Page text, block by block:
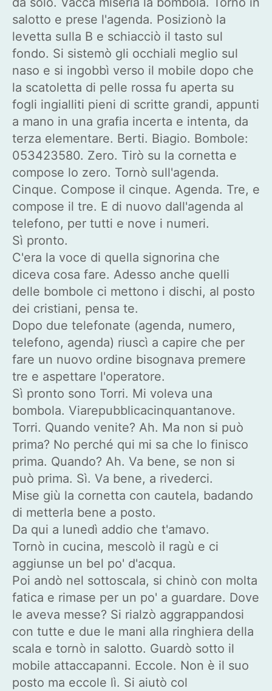
salotto e prese l'agenda. Posizionò la
levetta sulla B e schiacciò il tasto sul
fondo. Si sistemò gli occhiali meglio sul
naso e si ingobbì verso il mobile dopo che
la scatoletta di pelle rossa fu aperta su
fogli ingialliti pieni di scritte grandi, appunti
a mano in una grafia incerta e intenta, da
terza elementare. Berti. Biagio. Bombole:
053423580. Zero. Tirò su la cornetta e
compose lo zero. Tornò sull'agenda.
Cinque. Compose il cinque. Agenda. Tre, e
compose il tre. E di nuovo dall'agenda al
telefono, per tutti e nove i numeri.
Sì pronto.
C'era la voce di quella signorina che
diceva cosa fare. Adesso anche quelli
delle bombole ci mettono i dischi, al posto
dei cristiani, pensa te.
Dopo due telefonate (agenda, numero,
telefono, agenda) riuscì a capire che per
fare un nuovo ordine bisognava premere
tre e aspettare l'operatore.
Sì pronto sono Torri. Mi voleva una
bombola. Viarepubblicacinquantanove.
Torri. Quando venite? Ah. Ma non si può
prima? No perché qui mi sa che lo finisco
prima. Quando? Ah. Va bene, se non si
può prima. Sì. Va bene, a rivederci.
Mise giù la cornetta con cautela, badando
di metterla bene a posto.
Da qui a lunedì addio che t'amavo.
Tornò in cucina, mescolò il ragù e ci
aggiunse un bel po' d'acqua.
Poi andò nel sottoscala, si chinò con molta
fatica e rimase per un po' a guardare. Dove
le aveva messe? Si rialzò aggrappandosi
con tutte e due le mani alla ringhiera della
scala e tornò in salotto. Guardò sotto il
mobile attaccapanni. Eccole. Non è il suo
posto ma eccole lì. Si aiutò col